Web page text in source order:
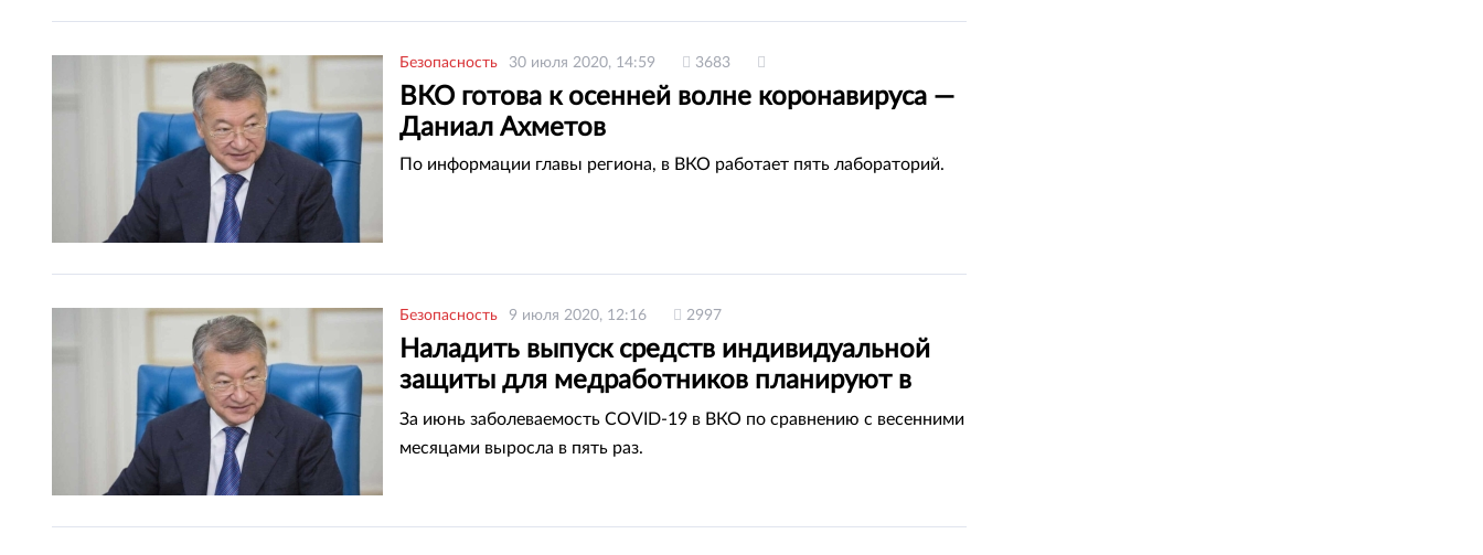
Безопасность 30 июля 2020, 14:59 3683
ВКО готова к осенней волне коронавируса —
Даниал Ахметов
По информации главы региона, в ВКО работает пять лабораторий.
Безопасность 9 июля 2020, 12:16 2997
Наладить выпуск средств индивидуальной
защиты для медработников планируют в
ВКО
За июнь заболеваемость COVID-19 в ВКО по сравнению с весенними
месяцами выросла в пять раз.